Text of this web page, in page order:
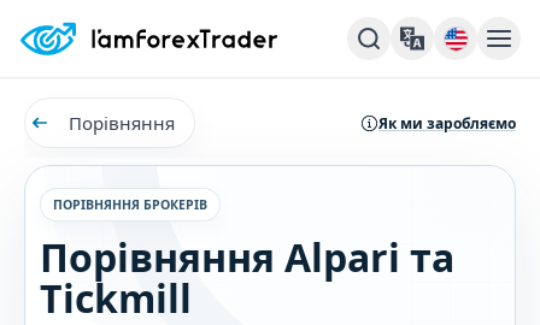
Порівняння Як ми заробляємо
ПОРІВНЯННЯ БРОКЕРІВ
Порівняння Alpari та
Tickmill